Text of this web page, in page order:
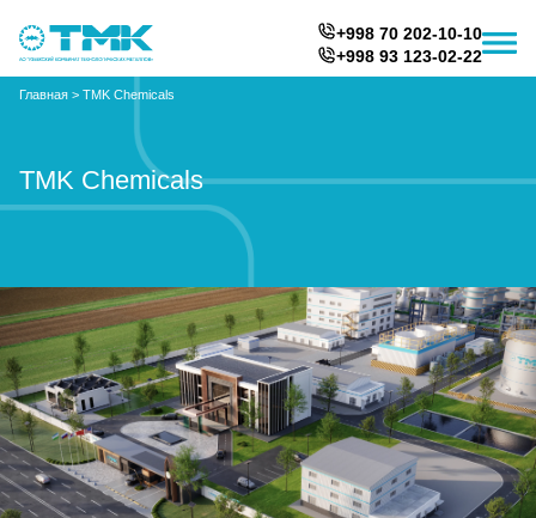
+998 70 202-10-10
+998 93 123-02-22
Главная > TMK Chemicals
TMK Chemicals